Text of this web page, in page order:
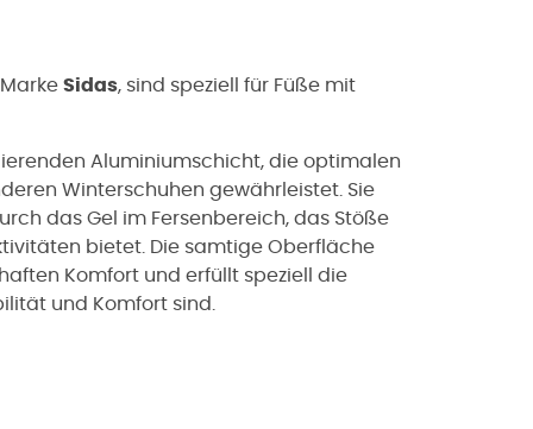
Sidas, sind speziell für Füße mit
Aluminiumschicht, die optimalen
Winterschuhen gewährleistet. Sie
das Gel im Fersenbereich, das Stöße
bietet. Die samtige Oberfläche
Komfort und erfüllt speziell die
und Komfort sind.